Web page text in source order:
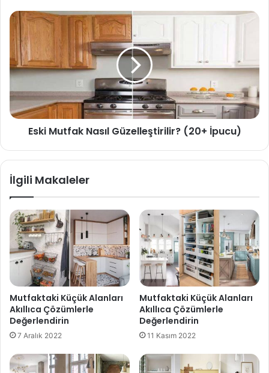
Eski Mutfak Nasıl Güzelleştirilir? (20+ İpucu)
İlgili Makaleler
Mutfaktaki Küçük Alanları
Akıllıca Çözümlerle
Değerlendirin
7 Aralık 2022
Mutfaktaki Küçük Alanları
Akıllıca Çözümlerle
Değerlendirin
11 Kasım 2022